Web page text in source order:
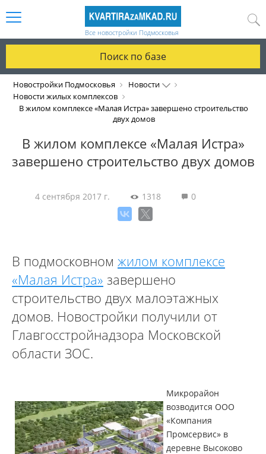
Все новостройки Подмосковья
Поиск по базе
Новостройки Подмосковья
Новости
Новости жилых комплексов
В жилом комплексе «Малая Истра» завершено строительство
двух домов
В жилом комплексе «Малая Истра»
завершено строительство двух домов
4 сентября 2017 г. 1318 0
В подмосковном жилом комплексе
«Малая Истра» завершено
строительство двух малоэтажных
домов. Новостройки получили от
Главгосстройнадзора Московской
области ЗОС.
Микрорайон
возводится ООО
«Компания
Промсервис» в
деревне Высоково